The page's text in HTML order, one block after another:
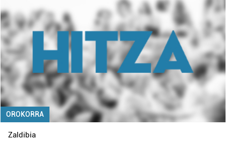
OROKORRA
Zaldibia